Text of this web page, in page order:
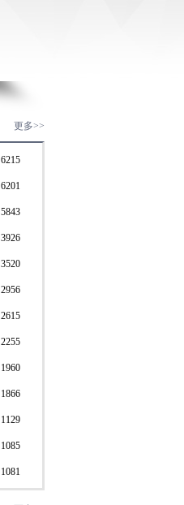
更多>>
6215
6201
5843
3926
3520
2956
2615
2255
1960
1866
1129
1085
1081